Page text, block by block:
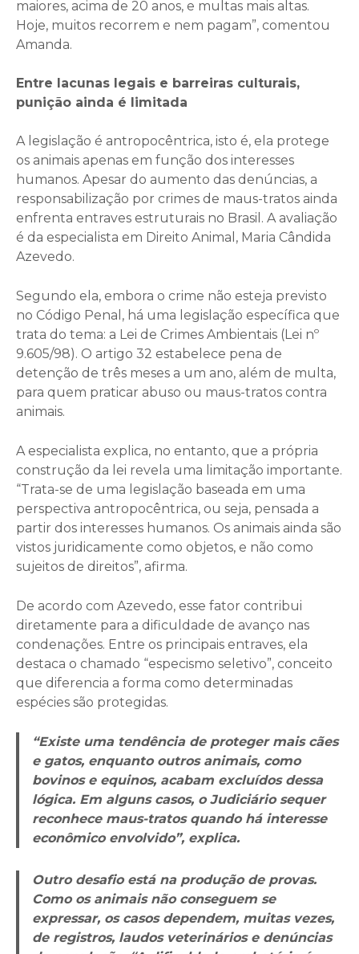
maiores, acima de 20 anos, e multas mais altas.
Hoje, muitos recorrem e nem pagam”, comentou
Amanda.
Entre lacunas legais e barreiras culturais,
punição ainda é limitada
A legislação é antropocêntrica, isto é, ela protege
os animais apenas em função dos interesses
humanos. Apesar do aumento das denúncias, a
responsabilização por crimes de maus-tratos ainda
enfrenta entraves estruturais no Brasil. A avaliação
é da especialista em Direito Animal, Maria Cândida
Azevedo.
Segundo ela, embora o crime não esteja previsto
no Código Penal, há uma legislação específica que
trata do tema: a Lei de Crimes Ambientais (Lei nº
9.605/98). O artigo 32 estabelece pena de
detenção de três meses a um ano, além de multa,
para quem praticar abuso ou maus-tratos contra
animais.
A especialista explica, no entanto, que a própria
construção da lei revela uma limitação importante.
“Trata-se de uma legislação baseada em uma
perspectiva antropocêntrica, ou seja, pensada a
partir dos interesses humanos. Os animais ainda são
vistos juridicamente como objetos, e não como
sujeitos de direitos”, afirma.
De acordo com Azevedo, esse fator contribui
diretamente para a dificuldade de avanço nas
condenações. Entre os principais entraves, ela
destaca o chamado “especismo seletivo”, conceito
que diferencia a forma como determinadas
espécies são protegidas.
“Existe uma tendência de proteger mais cães
e gatos, enquanto outros animais, como
bovinos e equinos, acabam excluídos dessa
lógica. Em alguns casos, o Judiciário sequer
reconhece maus-tratos quando há interesse
econômico envolvido”, explica.
Outro desafio está na produção de provas.
Como os animais não conseguem se
expressar, os casos dependem, muitas vezes,
de registros, laudos veterinários e denúncias